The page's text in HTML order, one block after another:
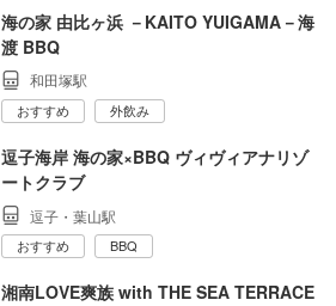
海の家 由比ヶ浜 －KAITO YUIGAMA－海
渡 BBQ
和田塚駅
おすすめ 外飲み
逗子海岸 海の家×BBQ ヴィヴィアナリゾ
ートクラブ
逗子・葉山駅
おすすめ BBQ
湘南LOVE爽族 with THE SEA TERRACE